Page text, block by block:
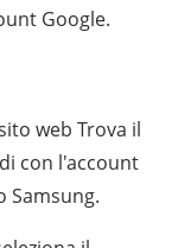
Google.
web Trova il
con l'account
Samsung.